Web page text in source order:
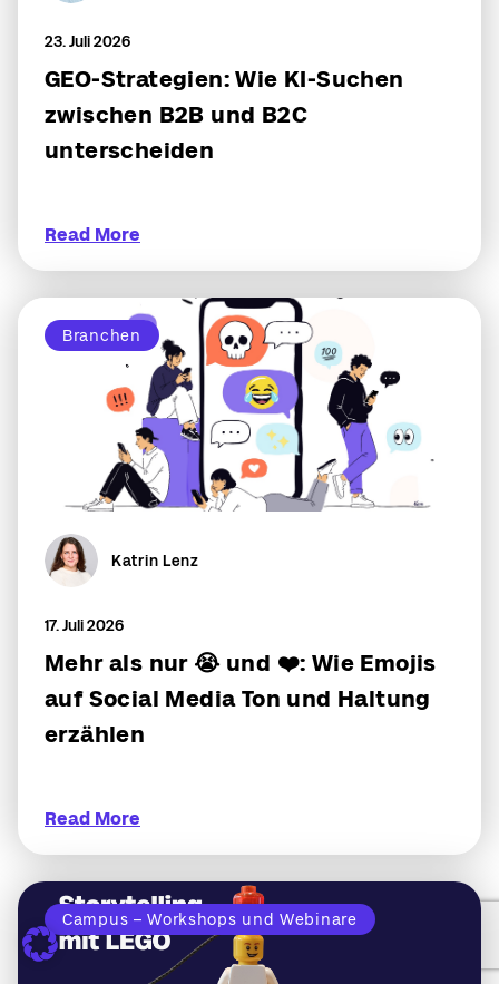
23. Juli 2026
GEO-Strategien: Wie KI-Suchen
zwischen B2B und B2C
unterscheiden
Read More
Branchen
Katrin Lenz
17. Juli 2026
Mehr als nur 😭 und ❤️: Wie Emojis
auf Social Media Ton und Haltung
erzählen
Read More
Campus – Workshops und Webinare